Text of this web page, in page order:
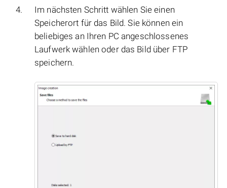
Im nächsten Schritt wählen Sie einen
Speicherort für das Bild. Sie können ein
beliebiges an Ihren PC angeschlossenes
Laufwerk wählen oder das Bild über FTP
speichern.